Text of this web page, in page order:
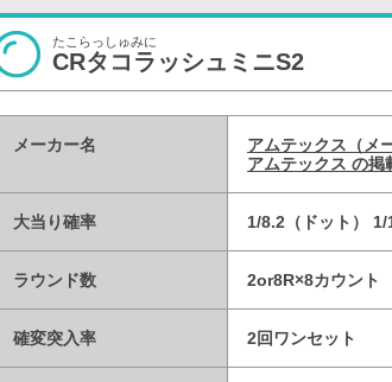
たこらっしゅみに
CRタコラッシュミニS2
メーカー名
アムテックス（メ
アムテックス の掲
大当り確率 1/8.2（ドット） 1/
ラウンド数 2or8R×8カウント
確変突入率 2回ワンセット